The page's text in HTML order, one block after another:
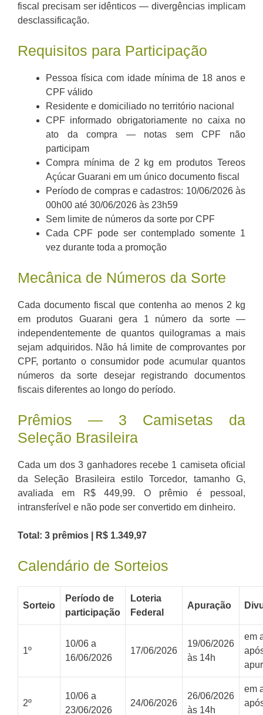
fiscal precisam ser idênticos — divergências implicam
desclassificação.
Requisitos para Participação
Pessoa física com idade mínima de 18 anos e
CPF válido
Residente e domiciliado no território nacional
CPF informado obrigatoriamente no caixa no
ato da compra — notas sem CPF não
participam
Compra mínima de 2 kg em produtos Tereos
Açúcar Guarani em um único documento fiscal
Período de compras e cadastros: 10/06/2026 às
00h00 até 30/06/2026 às 23h59
Sem limite de números da sorte por CPF
Cada CPF pode ser contemplado somente 1
vez durante toda a promoção
Mecânica de Números da Sorte
Cada documento fiscal que contenha ao menos 2 kg
em produtos Guarani gera 1 número da sorte —
independentemente de quantos quilogramas a mais
sejam adquiridos. Não há limite de comprovantes por
CPF, portanto o consumidor pode acumular quantos
números da sorte desejar registrando documentos
fiscais diferentes ao longo do período.
Prêmios — 3 Camisetas da
Seleção Brasileira
Cada um dos 3 ganhadores recebe 1 camiseta oficial
da Seleção Brasileira estilo Torcedor, tamanho G,
avaliada em R$ 449,99. O prêmio é pessoal,
intransferível e não pode ser convertido em dinheiro.
Total: 3 prêmios | R$ 1.349,97
Calendário de Sorteios
Sorteio
Período de
participação
Loteria
Federal
Apuração
1º
10/06 a
16/06/2026
17/06/2026
19/06/2026
às 14h
em
2º
10/06 a
23/06/2026
24/06/2026
26/06/2026
às 14h
em